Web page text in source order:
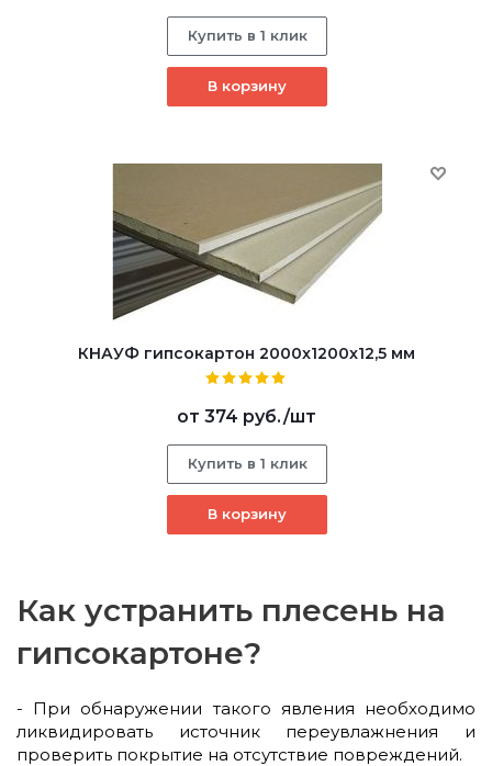
Купить в 1 клик
В корзину
КНАУФ гипсокартон 2000x1200x12,5 мм
от 374 руб./шт
Купить в 1 клик
В корзину
Как устранить плесень на
гипсокартоне?
- При обнаружении такого явления необходимо
ликвидировать источник переувлажнения и
проверить покрытие на отсутствие повреждений.